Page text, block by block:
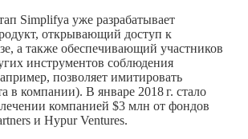
Simplifya уже разрабатывает
открывающий доступ к
а также обеспечивающий участников
инструментов соблюдения
позволяет имитировать
в компании). В январе 2018 г. стало
компанией $3 млн от фондов
и Hypur Ventures.